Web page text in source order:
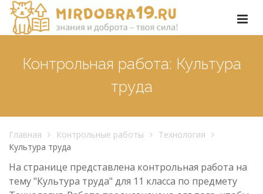
Контрольная работа: Культура
труда
Главная Контрольные работы
Технология
Культура труда
На странице представлена контрольная работа на
тему "Культура труда" для 11 класса по предмету